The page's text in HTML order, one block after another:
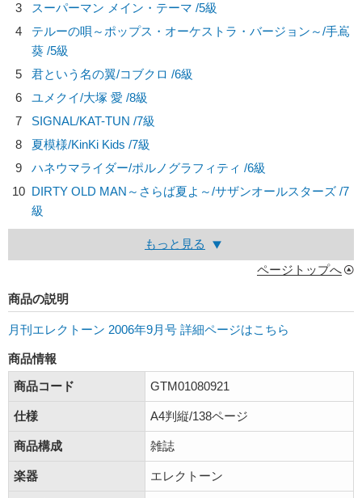
3
スーパーマン メイン・テーマ /5級
4
テルーの唄～ポップス・オーケストラ・バージョン～/手嶌
葵 /5級
5
君という名の翼/コブクロ /6級
6
ユメクイ/大塚 愛 /8級
7
SIGNAL/KAT-TUN /7級
8
夏模様/KinKi Kids /7級
9
ハネウマライダー/ポルノグラフィティ /6級
10 DIRTY OLD MAN～さらば夏よ～/サザンオールスターズ /7
級
もっと見る
ページトップへ
商品の説明
月刊エレクトーン 2006年9月号 詳細ページはこちら
商品情報
商品コード
GTM01080921
仕様 A4判縦/138ページ
商品構成 雑誌
楽器 エレクトーン